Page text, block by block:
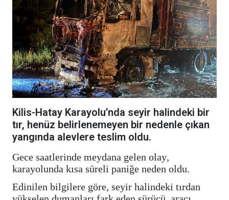
Kilis-Hatay Karayolu’nda seyir halindeki bir
tır, henüz belirlenemeyen bir nedenle çıkan
yangında alevlere teslim oldu.
Gece saatlerinde meydana gelen olay,
karayolunda kısa süreli paniğe neden oldu.
Edinilen bilgilere göre, seyir halindeki tırdan